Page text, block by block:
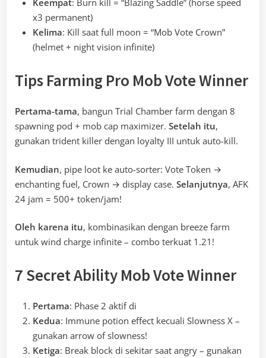
Keempat: Burn kill = “Blazing Saddle” (horse speed
x3 permanent)
Kelima: Kill saat full moon = “Mob Vote Crown”
(helmet + night vision infinite)
Tips Farming Pro Mob Vote Winner
Pertama-tama, bangun Trial Chamber farm dengan 8
spawning pod + mob cap maximizer. Setelah itu,
gunakan trident killer dengan loyalty III untuk auto-kill.
Kemudian, pipe loot ke auto-sorter: Vote Token →
enchanting fuel, Crown → display case. Selanjutnya, AFK
24 jam = 500+ token/jam!
Oleh karena itu, kombinasikan dengan breeze farm
untuk wind charge infinite – combo terkuat 1.21!
7 Secret Ability Mob Vote Winner
Pertama: Phase 2 aktif di
Kedua: Immune potion effect kecuali Slowness X –
gunakan arrow of slowness!
Ketiga: Break block di sekitar saat angry – gunakan